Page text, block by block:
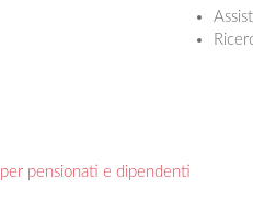
pensionati e dipendenti